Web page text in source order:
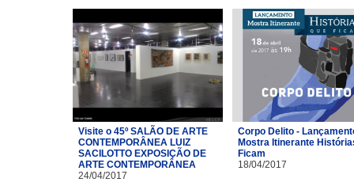
Visite o 45º SALÃO DE ARTE
CONTEMPORÂNEA LUIZ
SACILOTTO EXPOSIÇÃO DE
ARTE CONTEMPORÂNEA
24/04/2017
Corpo Delito -
Mostra Itinerante
Ficam
18/04/2017